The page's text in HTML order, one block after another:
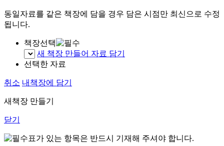
동일자료를 같은 책장에 담을 경우 담은 시점만 최신으로 수정
됩니다.
책장선택
새 책장 만들어 자료 담기
선택한 자료
취소 내책장에 담기
새책장 만들기
닫기
표가 있는 항목은 반드시 기재해 주셔야 합니다.